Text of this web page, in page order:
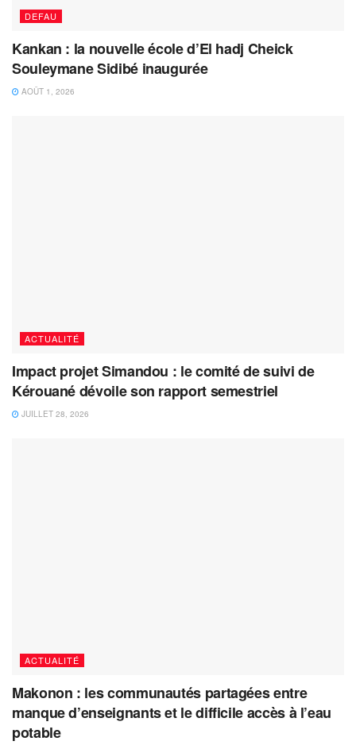
DEFAU
Kankan : la nouvelle école d’El hadj Cheick
Souleymane Sidibé inaugurée
AOÛT 1, 2026
ACTUALITÉ
Impact projet Simandou : le comité de suivi de
Kérouané dévoile son rapport semestriel
JUILLET 28, 2026
ACTUALITÉ
Makonon : les communautés partagées entre
manque d’enseignants et le difficile accès à l’eau
potable